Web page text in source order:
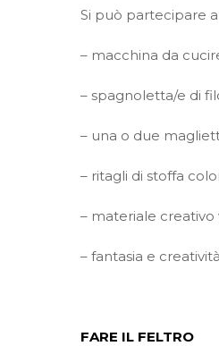
Si può partecipare
– macchina da
– spagnoletta/e di
– una o due
– ritagli di stoffa
– materiale creativo
– fantasia e creatività
FARE IL FELTRO